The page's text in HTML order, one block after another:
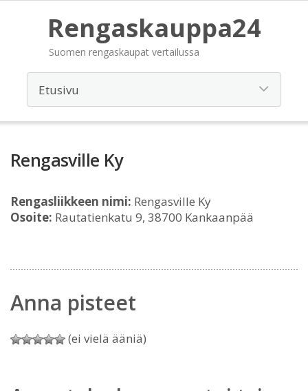
Rengaskauppa24
Suomen rengaskaupat vertailussa
Rengasville Ky
Rengasliikkeen nimi: Rengasville Ky
Osoite: Rautatienkatu 9, 38700 Kankaanpää
Anna pisteet
(ei vielä ääniä)